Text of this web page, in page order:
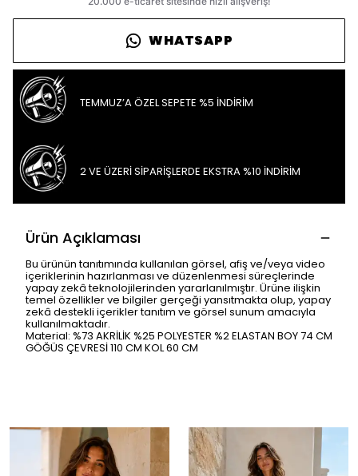
WHATSAPP
TEMMUZ’A ÖZEL SEPETE %5 İNDİRİM
2 VE ÜZERİ SİPARİŞLERDE EKSTRA %10 İNDİRİM
Ürün Açıklaması
Bu ürünün tanıtımında kullanılan görsel, afiş ve/veya video
içeriklerinin hazırlanması ve düzenlenmesi süreçlerinde
yapay zekâ teknolojilerinden yararlanılmıştır. Ürüne ilişkin
temel özellikler ve bilgiler gerçeği yansıtmakta olup, yapay
zekâ destekli içerikler tanıtım ve görsel sunum amacıyla
kullanılmaktadır.
Material: %73 AKRİLİK %25 POLYESTER %2 ELASTAN BOY 74 CM
GÖĞÜS ÇEVRESİ 110 CM KOL 60 CM